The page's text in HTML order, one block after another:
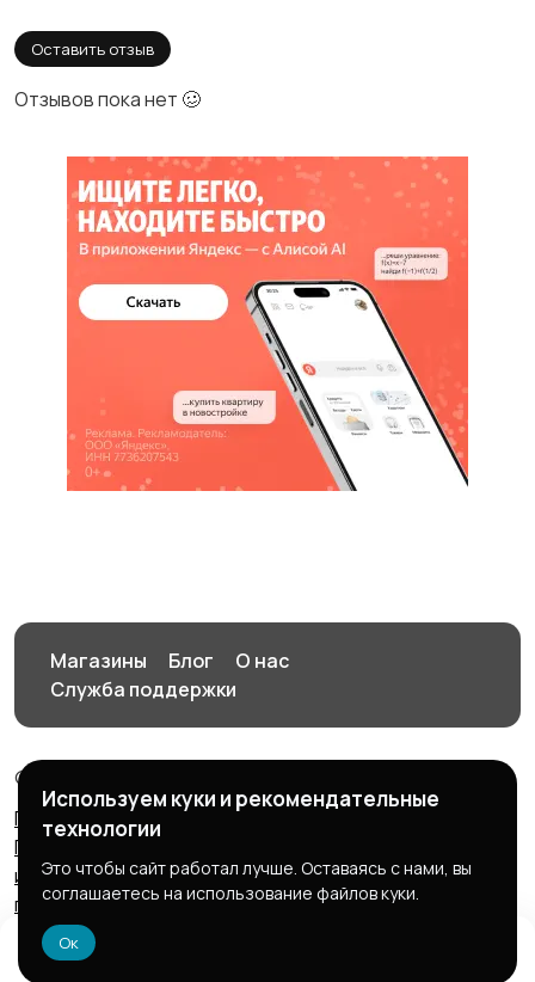
Оставить отзыв
Отзывов пока нет 🥴
Магазины Блог
О нас
Служба поддержки
© 2026 Птичка
Пользовательское соглашение
Политика конфиденциальности
использования файлов cookie
Запрещенные к
публикации товары и услуги
Согласие на обработку
персональных данных
Используем куки и рекомендательные
технологии
Это чтобы сайт работал лучше. Оставаясь с нами, вы
соглашаетесь на использование файлов куки.
Ок